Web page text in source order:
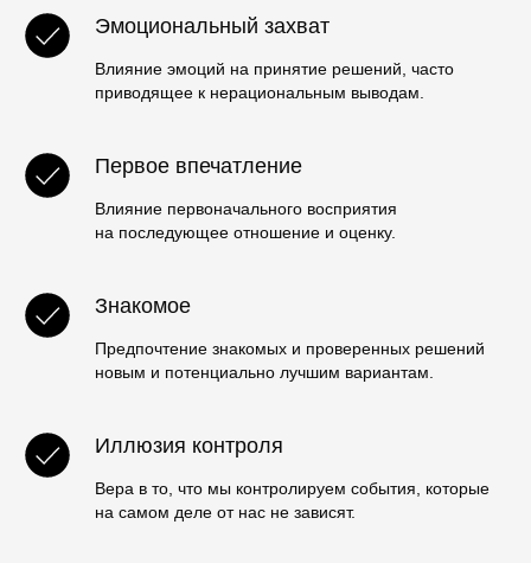
Эмоциональный захват
Влияние эмоций на принятие решений, часто
приводящее к нерациональным выводам.
Первое впечатление
Влияние первоначального восприятия
на последующее отношение и оценку.
Знакомое
Предпочтение знакомых и проверенных решений
новым и потенциально лучшим вариантам.
Иллюзия контроля
Вера в то, что мы контролируем события, которые
на самом деле от нас не зависят.